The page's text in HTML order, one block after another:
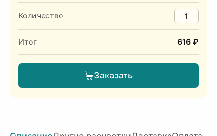
Количество
Итог 616 ₽
Заказать